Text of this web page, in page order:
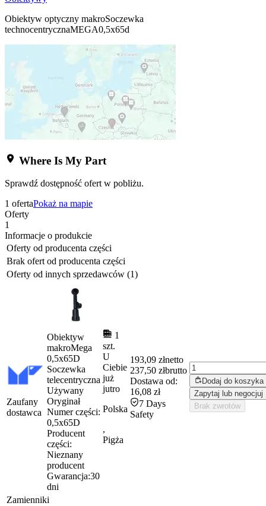
Obiektyw optyczny makroSoczewka
technocentrycznaMEGA0,5x65d
Where Is My Part
Sprawdź dostępność ofert w pobliżu.
1 ofertaPokaż na mapie
Oferty
1
Informacje o produkcie
Oferty od producenta części
Brak ofert od producenta części
Oferty od innych sprzedawców (1)
Zaufany
dostawca
Obiektyw
makroMega
0,5x65D
Soczewka
telecentryczna
Używany
Oryginał
Numer części:
0,5x65D
Producent
części:
Nieznany
producent
Gwarancja:30
dni
1
szt.
U
Ciebie
już
jutro
Polska
,
Pigża
193,09 złnetto
237,50 złbrutto
Dostawa od:
16,08 zł
7 Days
Safety
Dodaj do koszyka
Zapytaj lub negocjuj
Brak zwrotów
Zamienniki